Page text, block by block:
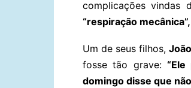
complicações vindas
“respiração mecânica”,
Um de seus filhos,
fosse tão grave:
domingo disse que